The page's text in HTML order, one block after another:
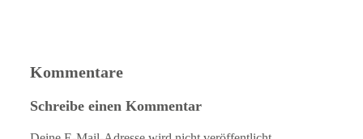
Kommentare
Schreibe einen Kommentar